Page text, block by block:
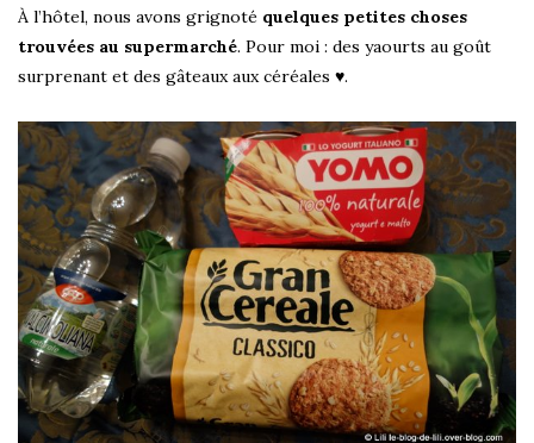
À l’hôtel, nous avons grignoté quelques petites choses
trouvées au supermarché. Pour moi : des yaourts au goût
surprenant et des gâteaux aux céréales ♥.